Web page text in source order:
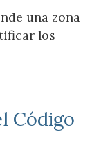
una zona
los
Código